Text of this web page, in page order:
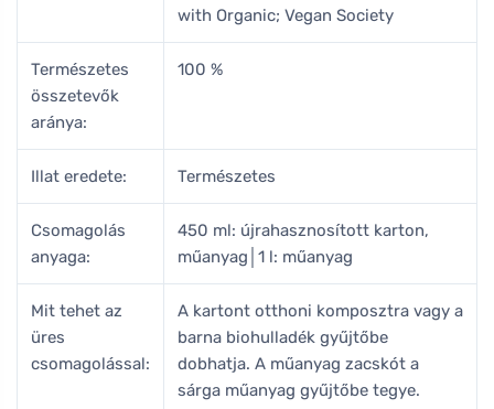
with Organic; Vegan Society
Természetes
összetevők
aránya:
100 %
Illat eredete: Természetes
Csomagolás
anyaga:
450 ml: újrahasznosított karton,
műanyag│1 l: műanyag
Mit tehet az
üres
csomagolással:
A kartont otthoni komposztra vagy a
barna biohulladék gyűjtőbe
dobhatja. A műanyag zacskót a
sárga műanyag gyűjtőbe tegye.